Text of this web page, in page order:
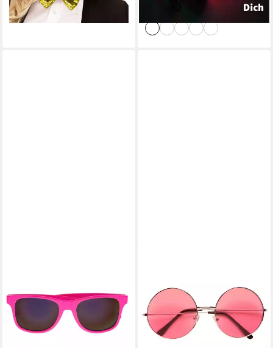
lieferbar - in 4-5 Werktagen bei dir